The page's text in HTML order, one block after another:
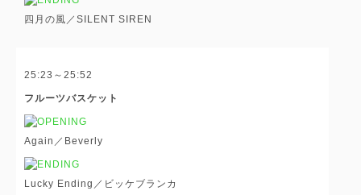
四月の風／SILENT SIREN
25:23～25:52
フルーツバスケット
Again／Beverly
Lucky Ending／ビッケブランカ